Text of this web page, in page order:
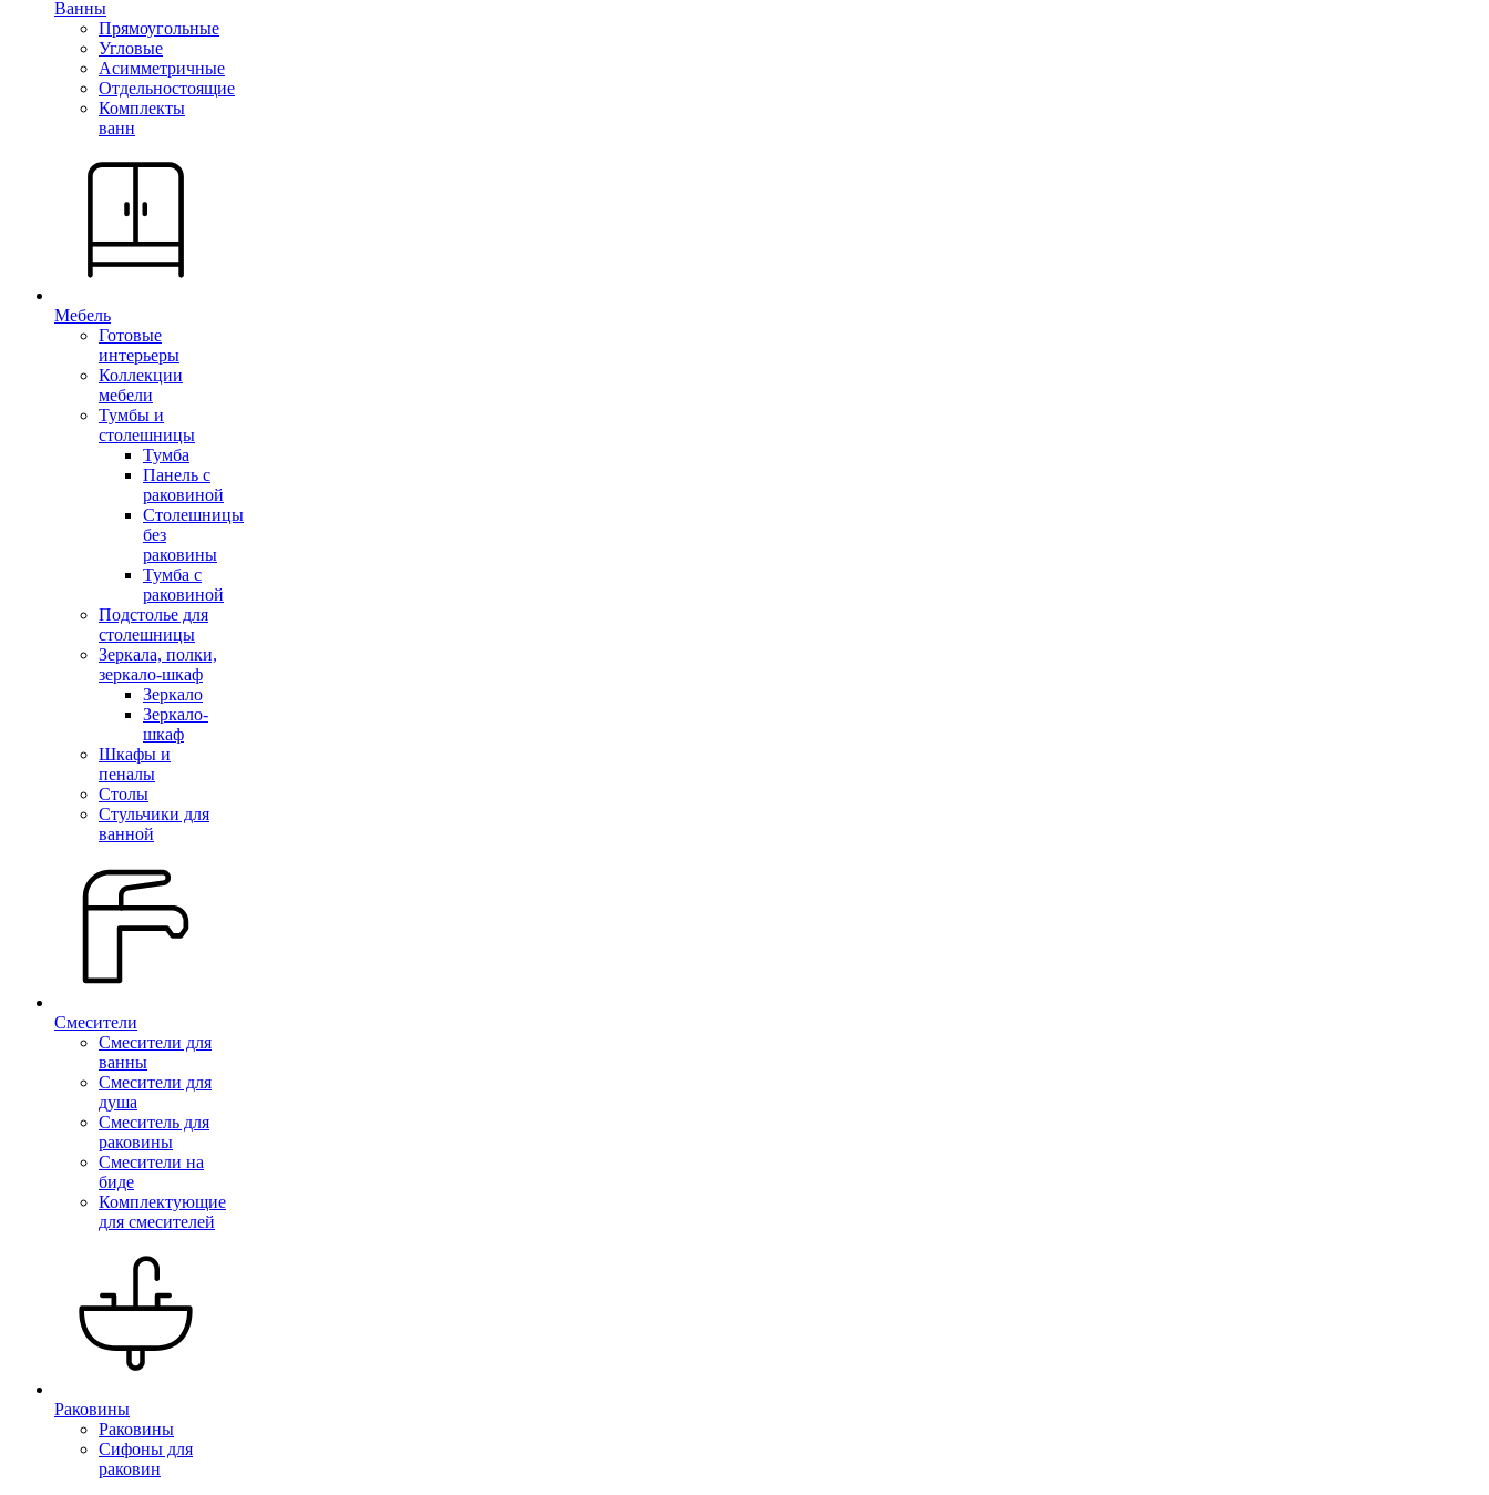
Ванны
Прямоугольные
Угловые
Асимметричные
Отдельностоящие
Комплекты
ванн
Мебель
Готовые
интерьеры
Коллекции
мебели
Тумбы и
столешницы
Тумба
Панель с
раковиной
Столешницы
без
раковины
Тумба с
раковиной
Подстолье для
столешницы
Зеркала, полки,
зеркало-шкаф
Зеркало
Зеркало-
шкаф
Шкафы и
пеналы
Столы
Стульчики для
ванной
Смесители
Смесители для
ванны
Смесители для
душа
Смеситель для
раковины
Смесители на
биде
Комплектующие
для смесителей
Раковины
Раковины
Сифоны для
раковин